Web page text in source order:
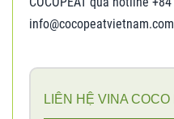
LIÊN HỆ VINA COCO